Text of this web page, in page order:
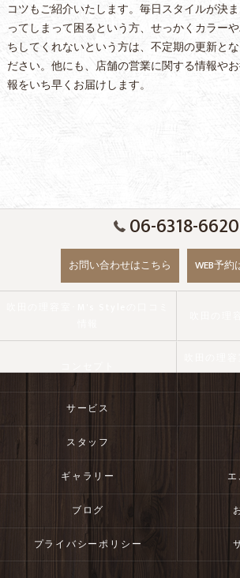
コツもご紹介いたします。毎日スタイルが決
ってしまって困るという方、せっかくカラー
ちしてくれないという方は、不定期の更新と
ださい。他にも、店舗の営業に関する情報や
報をいち早くお届けします。
06-6318-6620
お問い合わせはこちら WEB予約
サービス
スタッフ
ギャラリー
ブログ
プライバシーポリシー